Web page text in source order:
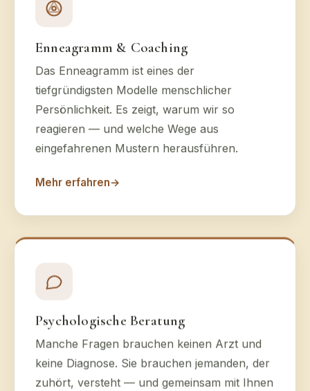
Enneagramm & Coaching
Das Enneagramm ist eines der
tiefgründigsten Modelle menschlicher
Persönlichkeit. Es zeigt, warum wir so
reagieren — und welche Wege aus
eingefahrenen Mustern herausführen.
Mehr erfahren→
Psychologische Beratung
Manche Fragen brauchen keinen Arzt und
keine Diagnose. Sie brauchen jemanden, der
zuhört, versteht — und gemeinsam mit Ihnen